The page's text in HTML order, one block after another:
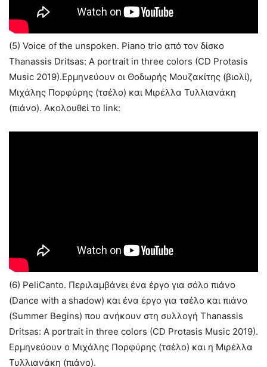
(5) Voice of the unspoken. Piano trio από τον δίσκο
Thanassis Dritsas: A portrait in three colors (CD Protasis
Music 2019).Ερμηνεύουν οι Θοδωρής Μουζακίτης (βιολί),
Μιχάλης Πορφύρης (τσέλο) και Μιρέλλα Τυλλιανάκη
(πιάνο). Ακολουθεί το link:
(6) PeliCanto. Περιλαμβάνει ένα έργο για σόλο πιάνο
(Dance with a shadow) και ένα έργο για τσέλο και πιάνο
(Summer Begins) που ανήκουν στη συλλογή Thanassis
Dritsas: A portrait in three colors (CD Protasis Music 2019).
Ερμηνεύουν ο Μιχάλης Πορφύρης (τσέλο) και η Μιρέλλα
Τυλλιανάκη (πιάνο).